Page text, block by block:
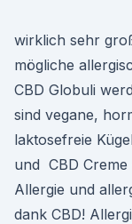
wirklich sehr
mögliche
CBD Globuli
sind vegane,
laktosefreie
und CBD Creme
Allergie und
dank CBD!